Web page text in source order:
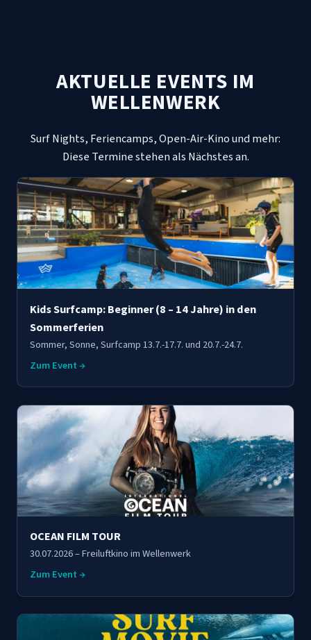
AKTUELLE EVENTS IM
WELLENWERK
Surf Nights, Feriencamps, Open-Air-Kino und mehr:
Diese Termine stehen als Nächstes an.
Kids Surfcamp: Beginner (8 – 14 Jahre) in den
Sommerferien
Sommer, Sonne, Surfcamp 13.7.-17.7. und 20.7.-24.7.
Zum Event →
OCEAN FILM TOUR
30.07.2026 – Freiluftkino im Wellenwerk
Zum Event →